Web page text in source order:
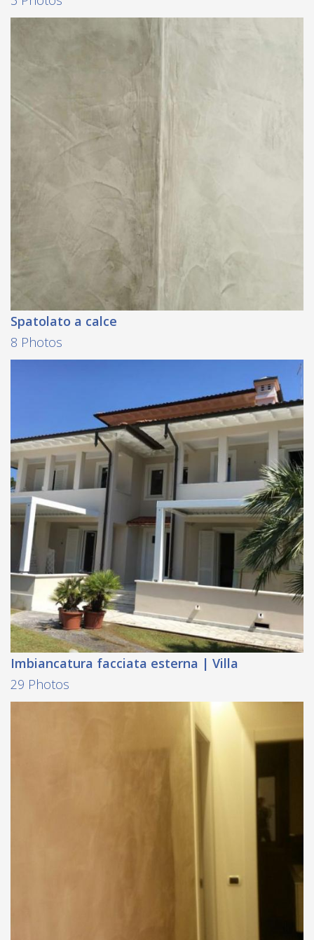
Spatolato a calce
8 Photos
Imbiancatura facciata esterna | Villa
29 Photos